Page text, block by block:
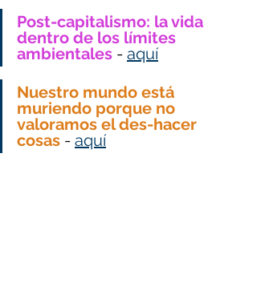
Post-capitalismo: la vida
dentro de los límites
ambientales - aquí
Nuestro mundo está
muriendo porque no
valoramos el des-hacer
cosas - aquí